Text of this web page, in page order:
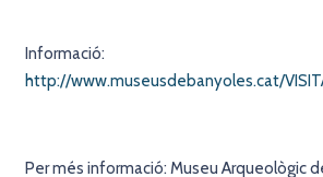
Informació:
http://www.museusdebanyoles.cat/
Per més informació: Museu Arqueològic